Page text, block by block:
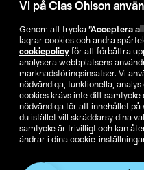
Vi på Clas Ohlson
Genom att trycka ”Acceptera
lagrar cookies och andra
cookiepolicy för att förbättra
analysera webbplatsens
marknadsföringsinsatser. Vi
nödvändiga, funktionella,
cookies krävs inte ditt samtycke
nödvändiga för att innehållet på
du istället vill skräddarsy dina
samtycke är frivilligt och kan
ändrar i dina cookie-
SE